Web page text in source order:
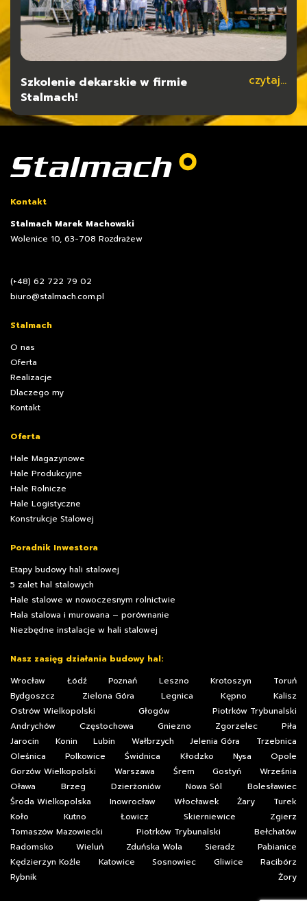
Szkolenie dekarskie w firmie
Stalmach!
czytaj...
Typy konstrukcji dla hal stalowych czytaj...
Kontakt
Stalmach Marek Machowski
Wolenice 10, 63-708 Rozdrażew
(+48) 62 722 79 02
biuro@stalmach.com.pl
Stalmach
O nas
Oferta
Realizacje
Dlaczego my
Kontakt
Oferta
Hale Magazynowe
Hale Produkcyjne
Hale Rolnicze
Hale Logistyczne
Konstrukcje Stalowej
Poradnik Inwestora
Etapy budowy hali stalowej
5 zalet hal stalowych
Hale stalowe w nowoczesnym rolnictwie
Hala stalowa i murowana – porównanie
Niezbędne instalacje w hali stalowej
Nasz zasięg działania budowy hal:
Wrocław
Łódź Poznań Leszno Krotoszyn
Toruń
Bydgoszcz
Zielona Góra Legnica Kępno
Kalisz
Ostrów Wielkopolski
Głogów
Piotrków Trybunalski
Andrychów
Częstochowa Gniezno Zgorzelec
Piła
Jarocin
Konin Lubin Wałbrzych Jelenia Góra
Trzebnica
Oleśnica
Polkowice Świdnica Kłodzko Nysa
Opole
Gorzów Wielkopolski
Warszawa Śrem Gostyń
Września
Oława
Brzeg Dzierżoniów Nowa Sól
Bolesławiec
Środa Wielkopolska
Inowrocław Włocławek Żary
Turek
Koło
Kutno Łowicz Skierniewice
Zgierz
Tomaszów Mazowiecki
Piotrków Trybunalski
Bełchatów
Radomsko
Wieluń Zduńska Wola Sieradz
Pabianice
Kędzierzyn Koźle
Katowice Sosnowiec Gliwice
Racibórz
Rybnik
Żory